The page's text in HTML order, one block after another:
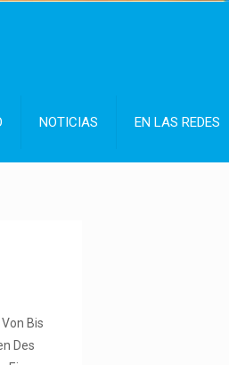
NOTICIAS EN LAS REDES
Bis
Des